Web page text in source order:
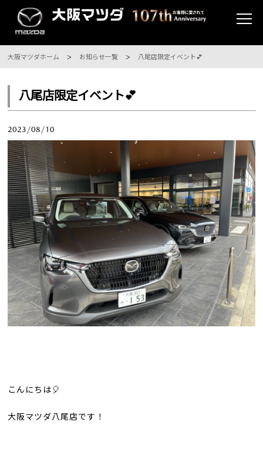
大阪マツダホーム お知らせ一覧 八尾店限定イベント💕
八尾店限定イベント💕
2023/08/10
こんにちは🎈
大阪マツダ八尾店です！